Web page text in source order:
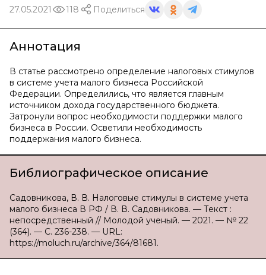
27.05.2021 118 Поделиться
Аннотация
В статье рассмотрено определение налоговых стимулов
в системе учета малого бизнеса Российской
Федерации. Определились, что является главным
источником дохода государственного бюджета.
Затронули вопрос необходимости поддержки малого
бизнеса в России. Осветили необходимость
поддержания малого бизнеса.
Библиографическое описание
Садовникова, В. В. Налоговые стимулы в системе учета
малого бизнеса В РФ / В. В. Садовникова. — Текст :
непосредственный // Молодой ученый. — 2021. — № 22
(364). — С. 236-238. — URL:
https://moluch.ru/archive/364/81681.